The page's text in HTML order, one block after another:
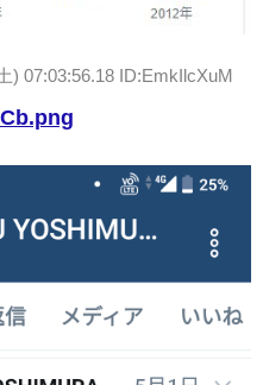
) 07:03:56.18 ID:EmkIlcXuM